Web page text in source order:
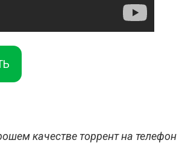
качестве торрент на телефон